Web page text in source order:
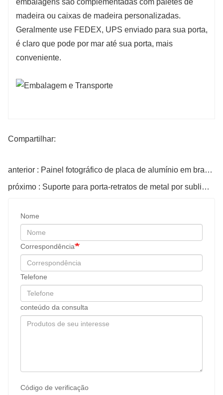
madeira ou caixas de madeira personalizadas.
Geralmente use FEDEX, UPS enviado para sua porta,
é claro que pode por mar até sua porta, mais
conveniente.
Compartilhar:
anterior : Painel fotográfico de placa de alumínio em branco para sublimação
próximo : Suporte para porta-retratos de metal por sublimação térmica
Nome
Correspondência
Telefone
conteúdo da consulta
Código de verificação